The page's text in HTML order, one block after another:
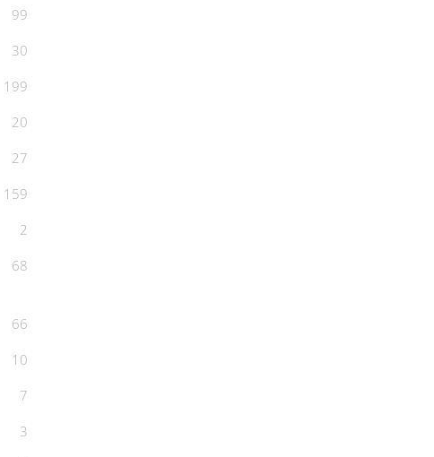
99
30
199
20
27
159
2
68
66
10
7
3